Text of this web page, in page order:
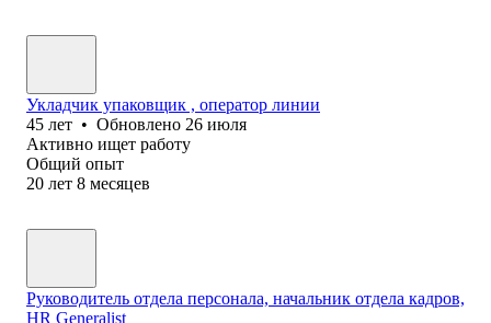
Укладчик упаковщик , оператор линии
45 лет • Обновлено 26 июля
Активно ищет работу
Общий опыт
20 лет 8 месяцев
Руководитель отдела персонала, начальник отдела кадров,
HR Generalist